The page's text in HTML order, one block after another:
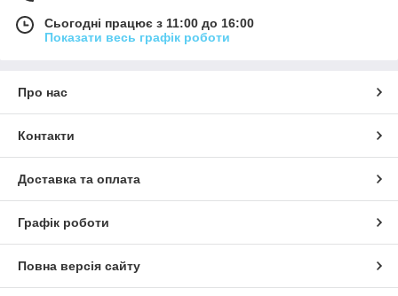
Сьогодні працює з 11:00 до 16:00
Показати весь графік роботи
Про нас
Контакти
Доставка та оплата
Графік роботи
Повна версія сайту